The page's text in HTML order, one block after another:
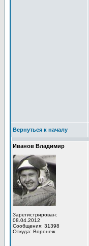
Вернуться к началу
Иванов Владимир
Зарегистрирован:
08.04.2012
Сообщения: 31398
Откуда: Воронеж